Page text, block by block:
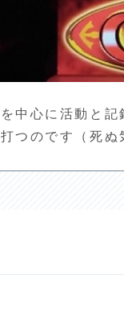
中心に活動と
つのです（死ぬ